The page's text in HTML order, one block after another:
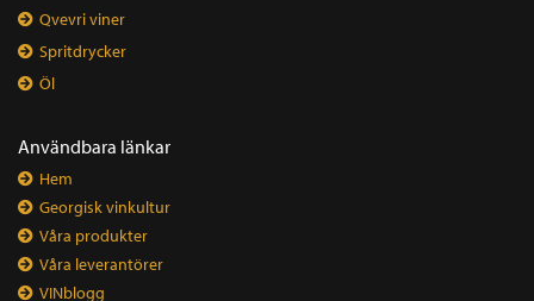
Qvevri viner
Spritdrycker
Öl
Användbara länkar
Hem
Georgisk vinkultur
Våra produkter
Våra leverantörer
VINblogg